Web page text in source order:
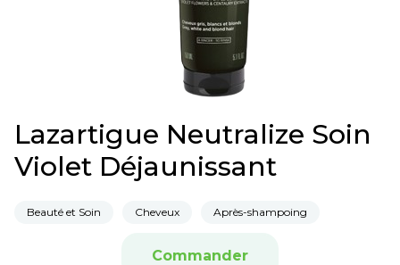
Lazartigue Neutralize Soin
Violet Déjaunissant
Beauté et Soin Cheveux Après-shampoing
Commander